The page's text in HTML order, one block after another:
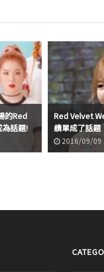
的Red
話題!
Red Velvet
績單成了話題
2016/09/09